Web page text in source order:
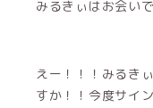
みるきぃはお会い
えー！！！みるき
すか！！今度サイ